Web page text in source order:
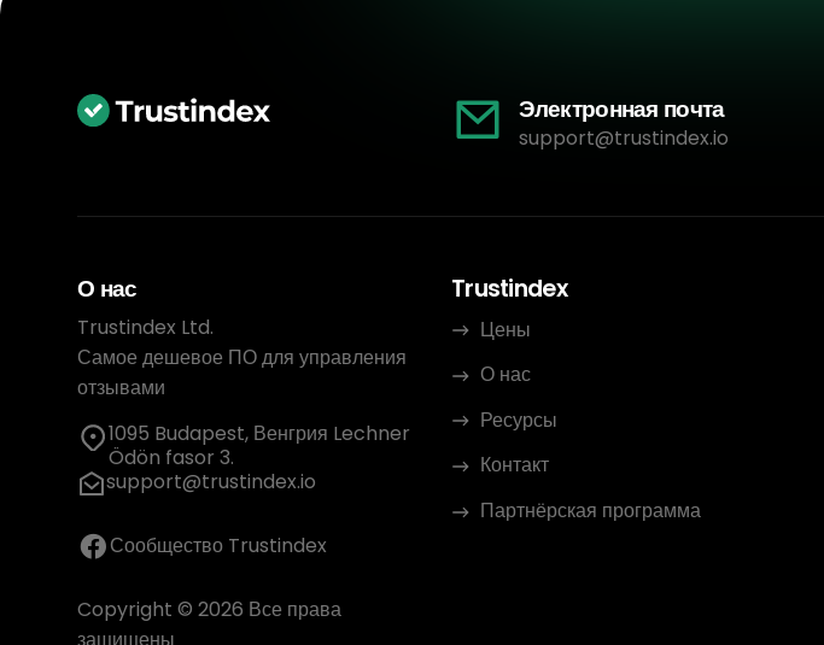
Электронная почта
support@trustindex.io
О нас
Trustindex Ltd.
Самое дешевое ПО для управления
отзывами
1095 Budapest, Венгрия Lechner
Ödön fasor 3.
support@trustindex.io
Сообщество Trustindex
Copyright © 2026 Все права
защищены
Trustindex
Цены
О нас
Ресурсы
Контакт
Партнёрская программа